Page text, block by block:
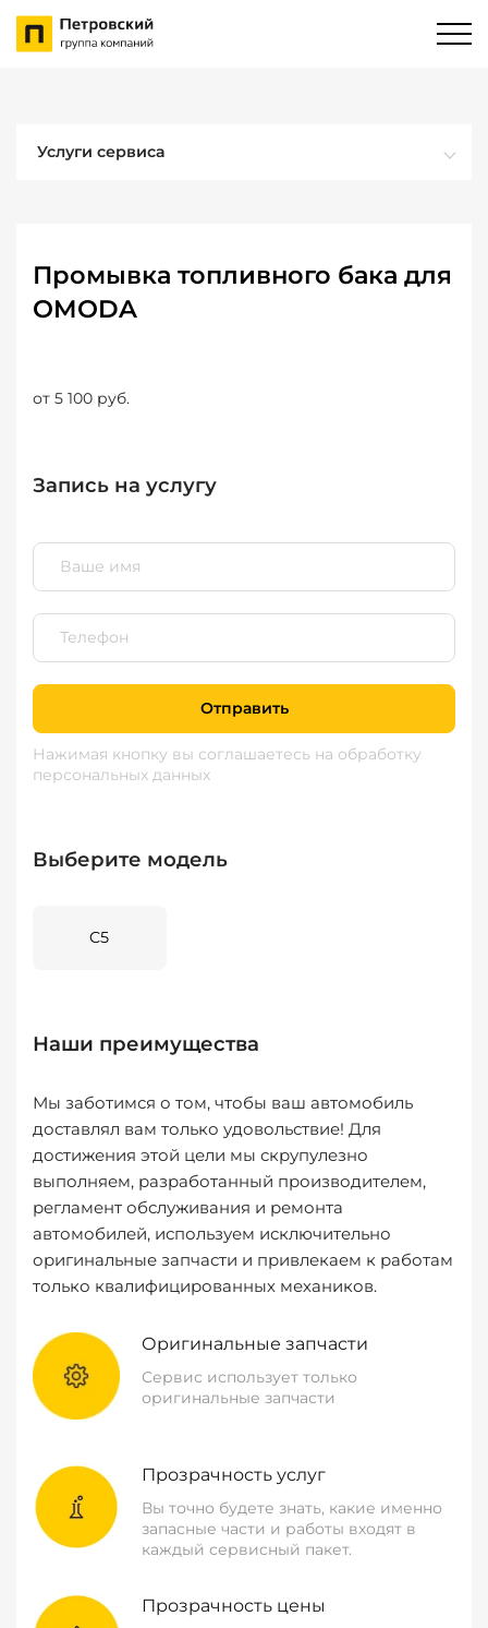
Услуги сервиса
Промывка топливного бака для
OMODA
от 5 100 руб.
Запись на услугу
Отправить
Нажимая кнопку вы соглашаетесь на обработку
персональных данных
Выберите модель
C5
Наши преимущества
Мы заботимся о том, чтобы ваш автомобиль
доставлял вам только удовольствие! Для
достижения этой цели мы скрупулезно
выполняем, разработанный производителем,
регламент обслуживания и ремонта
автомобилей, используем исключительно
оригинальные запчасти и привлекаем к работам
только квалифицированных механиков.
Оригинальные запчасти
Сервис использует только
оригинальные запчасти
Прозрачность услуг
Вы точно будете знать, какие именно
запасные части и работы входят в
каждый сервисный пакет.
Прозрачность цены